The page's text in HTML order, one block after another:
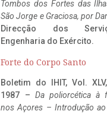
Tombos dos Fortes das
São Jorge e Graciosa, por
Direcção dos
Engenharia do Exército.
Forte do Corpo Santo
Boletim do IHIT, Vol.
1987 – Da poliorcética à
nos Açores – Introdução